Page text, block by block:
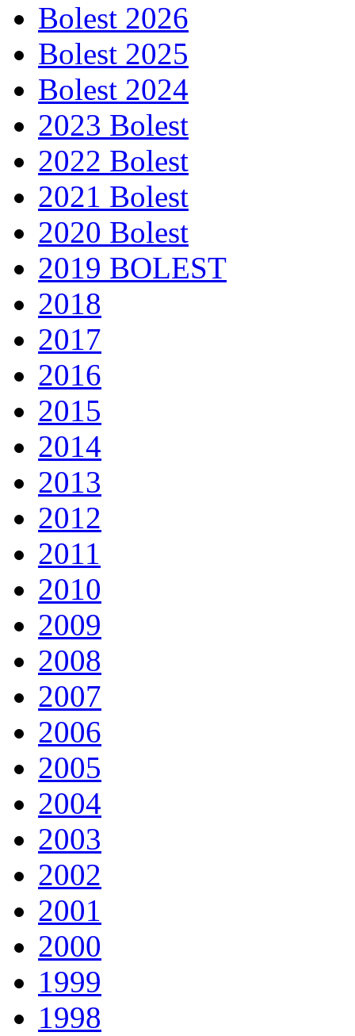
Bolest 2026
Bolest 2025
Bolest 2024
2023 Bolest
2022 Bolest
2021 Bolest
2020 Bolest
2019 BOLEST
2018
2017
2016
2015
2014
2013
2012
2011
2010
2009
2008
2007
2006
2005
2004
2003
2002
2001
2000
1999
1998